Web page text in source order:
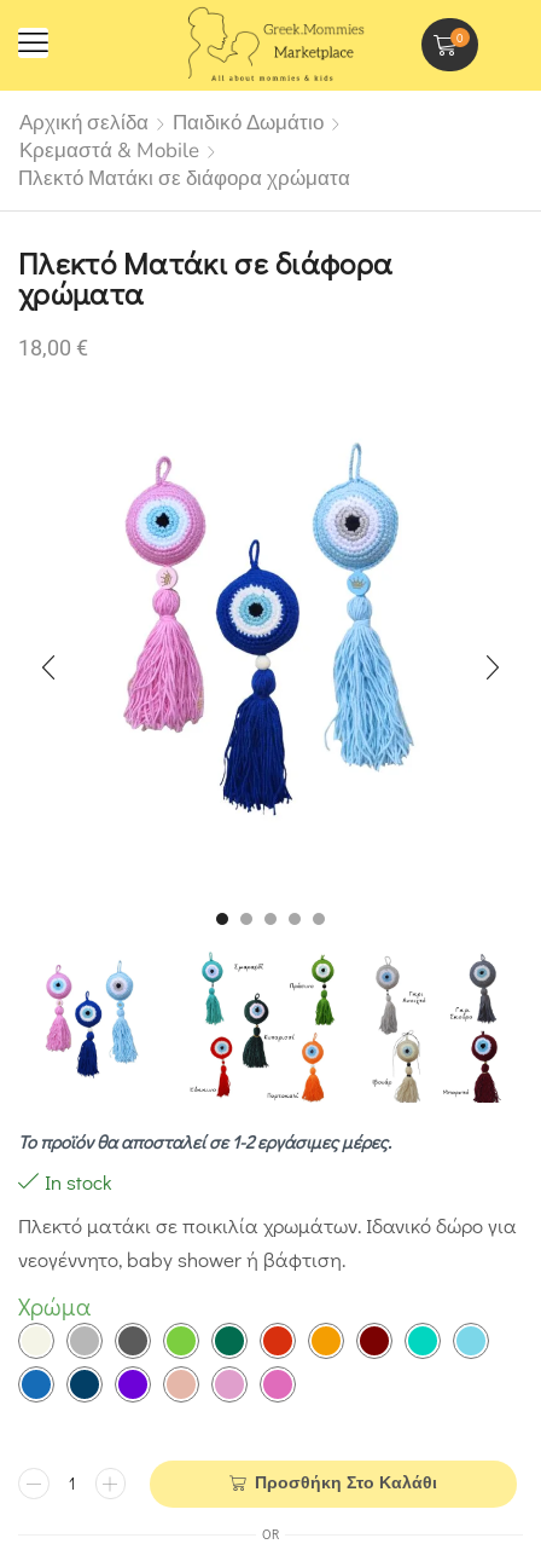
0
Αρχική σελίδα
Παιδικό Δωμάτιο
Κρεμαστά & Mobile
Πλεκτό Ματάκι σε διάφορα χρώματα
Πλεκτό Ματάκι σε διάφορα
χρώματα
18,00 €
Το προϊόν θα αποσταλεί σε 1-2 εργάσιμες μέρες.
In stock
Πλεκτό ματάκι σε ποικιλία χρωμάτων. Ιδανικό δώρο για
νεογέννητο, baby shower ή βάφτιση.
Χρώμα
Προσθήκη Στο Καλάθι
OR